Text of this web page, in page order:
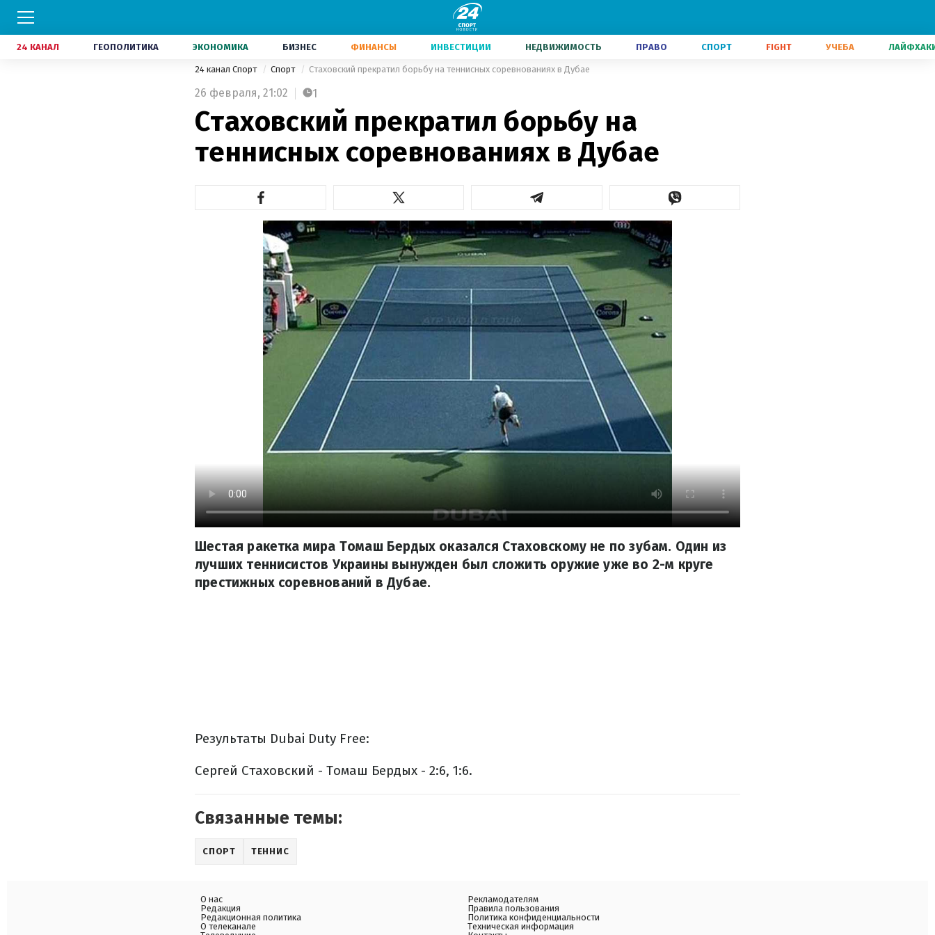
24 КАНАЛ ГЕОПОЛИТИКА ЭКОНОМИКА БИЗНЕС ФИНАНСЫ ИНВЕСТИЦИИ НЕДВИЖИМОСТЬ ПРАВО СПОРТ FIGHT УЧЕБА
24 канал Спорт Спорт Стаховский прекратил борьбу на теннисных соревнованиях в Дубае
26 февраля, 21:02 1
Стаховский прекратил борьбу на
теннисных соревнованиях в Дубае
Шестая ракетка мира Томаш Бердых оказался Стаховскому не по зубам. Один из
лучших теннисистов Украины вынужден был сложить оружие уже во 2-м круге
престижных соревнований в Дубае.
Результаты Dubai Duty Free:
Сергей Стаховский - Томаш Бердых - 2:6, 1:6.
Связанные темы:
СПОРТ ТЕННИС
О нас
Редакция
Редакционная политика
О телеканале
Рекламодателям
Правила пользования
Политика конфиденциальности
Техническая информация